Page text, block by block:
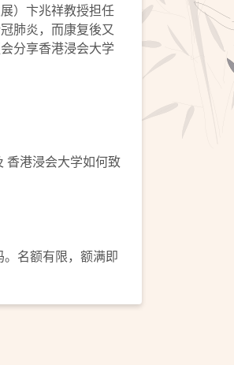
）卞兆祥教授担任
肺炎，而康复後又
分享香港浸会大学
香港浸会大学如何致
名额有限，额满即